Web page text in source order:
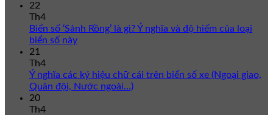
22
Th4
Biển số ‘Sảnh Rồng’ là gì? Ý nghĩa và độ hiếm của loại
biển số này
21
Th4
Ý nghĩa các ký hiệu chữ cái trên biển số xe (Ngoại giao,
Quân đội, Nước ngoài…)
20
Th4